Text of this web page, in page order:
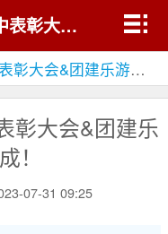
贵思教育2023年度年中表彰大会&团建乐游行圆满完成！
&团建乐游行圆满完成！
彰大会&团建乐
！
07-31 09:25